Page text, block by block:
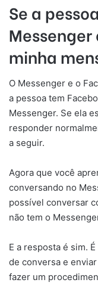
Se a
minha
O Messenger e o
a pessoa tem
Messenger. Se ela
responder
a seguir.
Agora que você
conversando no
possível conversar
não tem o
E a resposta é sim.
de conversa e
fazer um